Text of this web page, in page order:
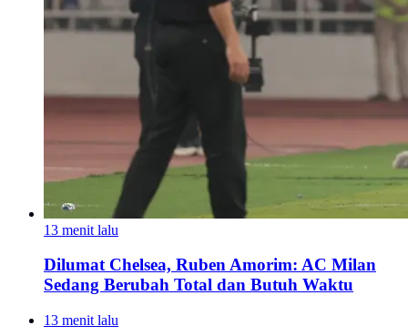
13 menit lalu
Dilumat Chelsea, Ruben Amorim: AC Milan
Sedang Berubah Total dan Butuh Waktu
13 menit lalu